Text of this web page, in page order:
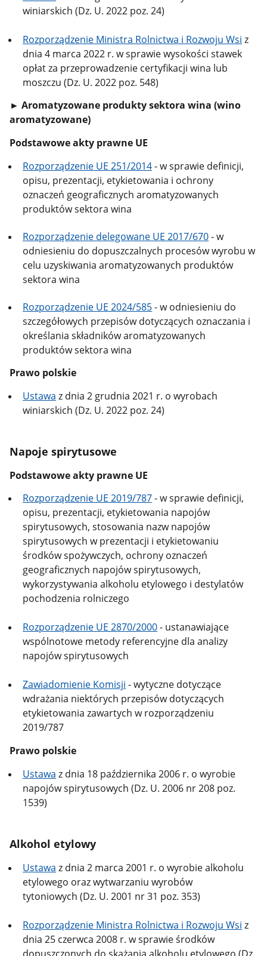
winiarskich (Dz. U. 2022 poz. 24)
Rozporządzenie Ministra Rolnictwa i Rozwoju Wsi z
dnia 4 marca 2022 r. w sprawie wysokości stawek
opłat za przeprowadzenie certyfikacji wina lub
moszczu (Dz. U. 2022 poz. 548)
► Aromatyzowane produkty sektora wina (wino
aromatyzowane)
Podstawowe akty prawne UE
Rozporządzenie UE 251/2014- w sprawie definicji,
opisu, prezentacji, etykietowania i ochrony
oznaczeń geograficznych aromatyzowanych
produktów sektora wina
Rozporządzenie delegowane UE 2017/670- w
odniesieniu do dopuszczalnych procesów wyrobu w
celu uzyskiwania aromatyzowanych produktów
sektora wina
Rozporządzenie UE 2024/585- w odniesieniu do
szczegółowych przepisów dotyczących oznaczania i
określania składników aromatyzowanych
produktów sektora wina
Prawo polskie
Ustawa z dnia 2 grudnia 2021 r. o wyrobach
winiarskich (Dz. U. 2022 poz. 24)
Napoje spirytusowe
Podstawowe akty prawne UE
Rozporządzenie UE 2019/787- w sprawie definicji,
opisu, prezentacji, etykietowania napojów
spirytusowych, stosowania nazw napojów
spirytusowych w prezentacji i etykietowaniu
środków spożywczych, ochrony oznaczeń
geograficznych napojów spirytusowych,
wykorzystywania alkoholu etylowego i destylatów
pochodzenia rolniczego
Rozporządzenie UE 2870/2000- ustanawiające
wspólnotowe metody referencyjne dla analizy
napojów spirytusowych
Zawiadomienie Komisji - wytyczne dotyczące
wdrażania niektórych przepisów dotyczących
etykietowania zawartych w rozporządzeniu
2019/787
Prawo polskie
Ustawa z dnia 18 października 2006 r. o wyrobie
napojów spirytusowych (Dz. U. 2006 nr 208 poz.
1539)
Alkohol etylowy
Ustawa z dnia 2 marca 2001 r. o wyrobie alkoholu
etylowego oraz wytwarzaniu wyrobów
tytoniowych (Dz. U. 2001 nr 31 poz. 353)
Rozporządzenie Ministra Rolnictwa i Rozwoju Wsi z
dnia 25 czerwca 2008 r. w sprawie środków
dopuszczonych do skażania alkoholu etylowego (Dz.